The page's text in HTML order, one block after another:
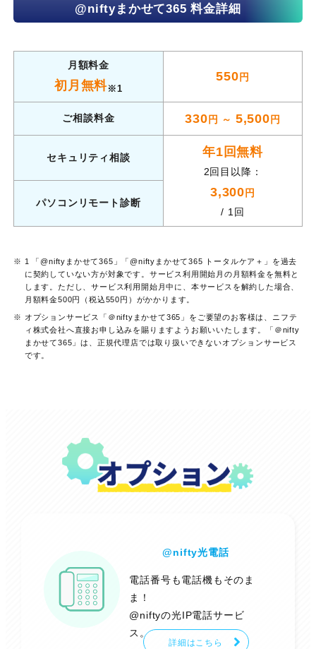
@niftyまかせて365 料金詳細
月額料金
初月無料※1
550 円
ご相談料金 330 円 ～ 5,500 円
セキュリティ相談 年1回無料
2回目以降：
3,300 円
/ 1回
パソコンリモート診断
1 「@niftyまかせて365」「@niftyまかせて365 トータルケア＋」を過去
に契約していない方が対象です。サービス利用開始月の月額料金を無料と
します。ただし、サービス利用開始月中に、本サービスを解約した場合、
月額料金500円（税込550円）がかかります。
オプションサービス「＠niftyまかせて365」をご要望のお客様は、ニフテ
ィ株式会社へ直接お申し込みを賜りますようお願いいたします。「＠nifty
まかせて365」は、正規代理店では取り扱いできないオプションサービス
です。
@nifty光電話
電話番号も電話機もそのま
ま！
@niftyの光IP電話サービ
ス。
詳細はこちら